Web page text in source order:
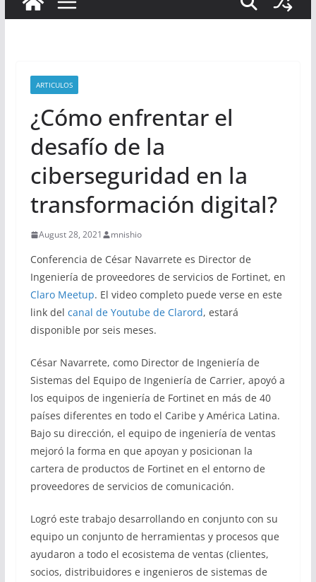
ARTICULOS
¿Cómo enfrentar el
desafío de la
ciberseguridad en la
transformación digital?
August 28, 2021 mnishio
Conferencia de César Navarrete es Director de
Ingeniería de proveedores de servicios de Fortinet, en
Claro Meetup. El video completo puede verse en este
link del canal de Youtube de Clarord, estará
disponible por seis meses.
César Navarrete, como Director de Ingeniería de
Sistemas del Equipo de Ingeniería de Carrier, apoyó a
los equipos de ingeniería de Fortinet en más de 40
países diferentes en todo el Caribe y América Latina.
Bajo su dirección, el equipo de ingeniería de ventas
mejoró la forma en que apoyan y posicionan la
cartera de productos de Fortinet en el entorno de
proveedores de servicios de comunicación.
Logró este trabajo desarrollando en conjunto con su
equipo un conjunto de herramientas y procesos que
ayudaron a todo el ecosistema de ventas (clientes,
socios, distribuidores e ingenieros de sistemas de